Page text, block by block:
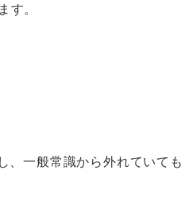
す。
、一般常識から外れていても